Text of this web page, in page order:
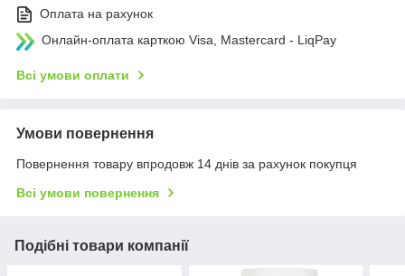
Оплата на рахунок
Онлайн-оплата карткою Visa, Mastercard - LiqPay
Всі умови оплати
Умови повернення
Повернення товару впродовж 14 днів за рахунок покупця
Всі умови повернення
Подібні товари компанії